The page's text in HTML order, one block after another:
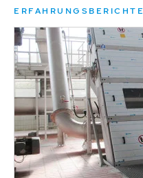
ERFAHRUNGSBERICHTE